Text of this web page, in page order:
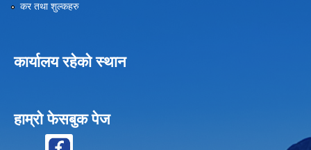
कर तथा शुल्कहरु
कार्यालय रहेको स्थान
हाम्रो फेसबुक पेज